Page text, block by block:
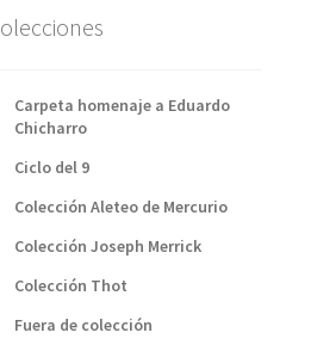
Carpeta homenaje a Eduardo
Chicharro
Ciclo del 9
Colección Aleteo de Mercurio
Colección Joseph Merrick
Colección Thot
Fuera de colección